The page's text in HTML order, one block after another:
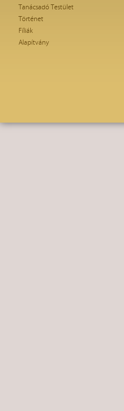
Tanácsadó Testület
Történet
Fíliák
Alapítvány